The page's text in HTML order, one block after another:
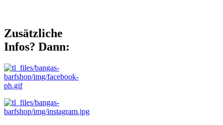
Zusätzliche
Infos? Dann: